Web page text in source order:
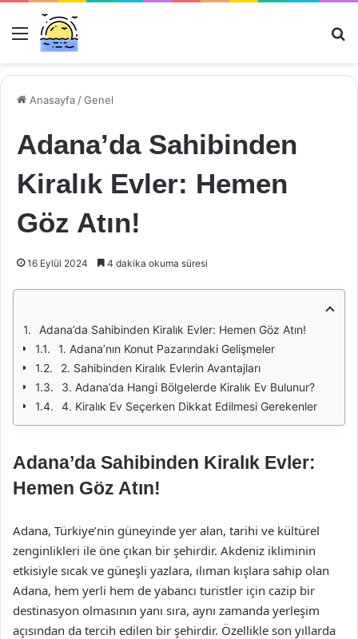
Menü
Anasayfa /Genel
Adana’da Sahibinden
Kiralık Evler: Hemen
Göz Atın!
16 Eylül 2024 4 dakika okuma süresi
Adana’da Sahibinden Kiralık Evler: Hemen Göz Atın!
1. Adana’nın Konut Pazarındaki Gelişmeler
2. Sahibinden Kiralık Evlerin Avantajları
3. Adana’da Hangi Bölgelerde Kiralık Ev Bulunur?
4. Kiralık Ev Seçerken Dikkat Edilmesi Gerekenler
Adana’da Sahibinden Kiralık Evler:
Hemen Göz Atın!
Adana, Türkiye’nin güneyinde yer alan, tarihi ve kültürel
zenginlikleri ile öne çıkan bir şehirdir. Akdeniz ikliminin
etkisiyle sıcak ve güneşli yazlara, ılıman kışlara sahip olan
Adana, hem yerli hem de yabancı turistler için cazip bir
destinasyon olmasının yanı sıra, aynı zamanda yerleşim
açısından da tercih edilen bir şehirdir. Özellikle son yıllarda